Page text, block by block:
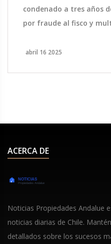
condenado a tres años
por fraude al fisco y
irregularidades
abril 16 2025
ACERCA DE
Noticias Propiedades Andalue
noticias diarias de Chile.
detallados sobre los sucesos